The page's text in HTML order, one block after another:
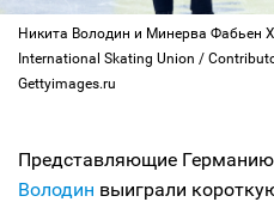
Никита Володин и Минерва Фабьен
International Skating Union /
Gettyimages.ru
Представляющие Германию
Володин выиграли